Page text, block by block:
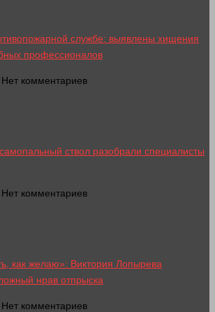
службе: выявлены хищения
профессионалов
комментариев
ствол разобрали специалисты
комментариев
как желаю»: Виктория Лопырева
нрав отпрыска
комментариев